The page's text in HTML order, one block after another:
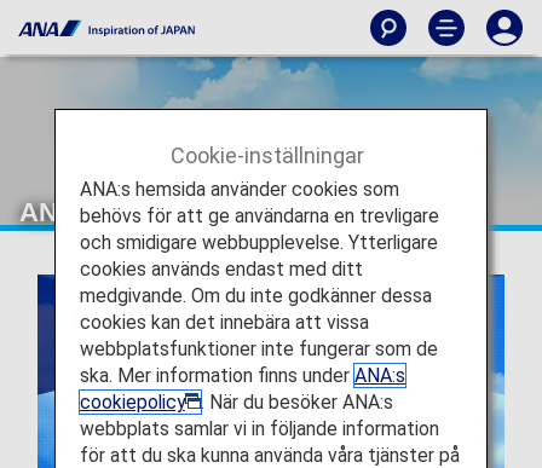
ANA och Lufthansas samriskföretag
Cookie-inställningar
ANA:s hemsida använder cookies som
behövs för att ge användarna en trevligare
och smidigare webbupplevelse. Ytterligare
cookies används endast med ditt
medgivande. Om du inte godkänner dessa
cookies kan det innebära att vissa
webbplatsfunktioner inte fungerar som de
ska. Mer information finns under ANA:s
cookiepolicy
. När du besöker ANA:s
webbplats samlar vi in följande information
för att du ska kunna använda våra tjänster på